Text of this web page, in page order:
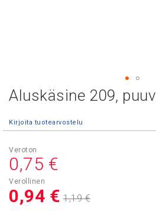
Aluskäsine 209,
Kirjoita tuotearvostelu
Asiakashinta
0,94 €
0,75 €
1,19 €
Skip
beginning
the
images
gallery